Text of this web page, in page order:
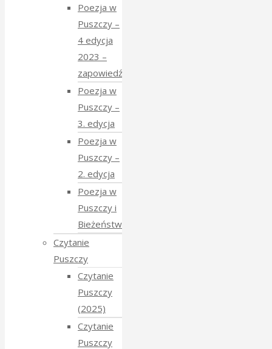
Poezja w
Puszczy –
4 edycja
2023 –
zapowiedź
Poezja w
Puszczy –
3. edycja
Poezja w
Puszczy –
2. edycja
Poezja w
Puszczy i
Bieżeństwo
Czytanie
Puszczy
Czytanie
Puszczy
(2025)
Czytanie
Puszczy